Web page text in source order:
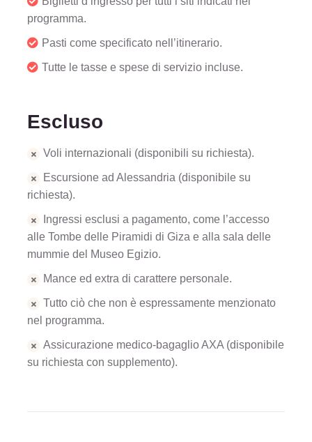
programma.
Pasti come specificato nell’itinerario.
Tutte le tasse e spese di servizio incluse.
Escluso
Voli internazionali (disponibili su richiesta).
Escursione ad Alessandria (disponibile su
richiesta).
Ingressi esclusi a pagamento, come l’accesso
alle Tombe delle Piramidi di Giza e alla sala delle
mummie del Museo Egizio.
Mance ed extra di carattere personale.
Tutto ciò che non è espressamente menzionato
nel programma.
Assicurazione medico-bagaglio AXA (disponibile
su richiesta con supplemento).